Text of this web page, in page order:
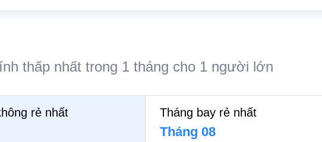
thấp nhất trong 1 tháng cho 1 người lớn
rẻ nhất Tháng bay rẻ nhất
Tháng 08